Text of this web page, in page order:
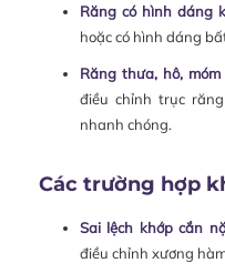
Răng có hình dáng
hoặc có hình dáng
Răng thưa, hô,
điều chỉnh trục
nhanh chóng.
Các trường hợp
Sai lệch khớp cắn
điều chỉnh xương